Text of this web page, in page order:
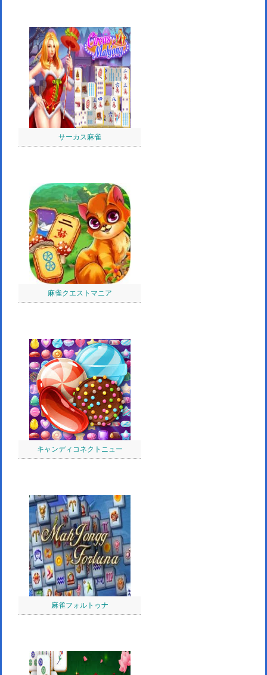
サーカス麻雀
麻雀クエストマニア
キャンディコネクトニュー
麻雀フォルトゥナ